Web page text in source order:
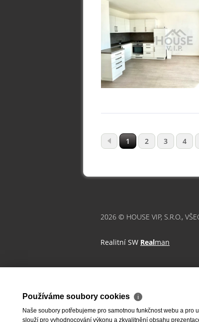
1 2 3 4
2026 © HOUSE VIP, S.R.O.,
Realitní SW Realman
Používáme soubory cookies ℹ
Naše soubory potřebujeme pro samotnou funkčnost webu a
slouží pro vyhodnocování výkonu a zkvalitnění obsahu